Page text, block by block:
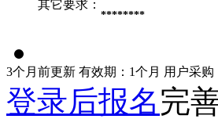
其它要求：
********
3个月前更新 有效期：1个月 用户采购
登录后报名完